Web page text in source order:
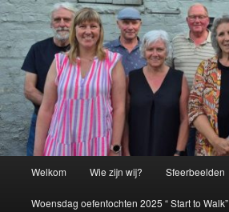
Welkom Wie zijn wij? Sfeerbeelden
Woensdag oefentochten 2025 “ Start to Walk”